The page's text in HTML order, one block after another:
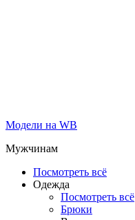
Модели на WB
Мужчинам
Посмотреть всё
Одежда
Посмотреть всё
Брюки